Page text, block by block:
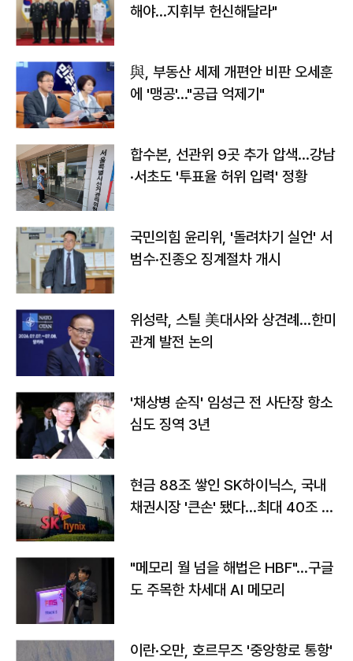
해야…지휘부 헌신해달라"
與, 부동산 세제 개편안 비판 오세훈
에 '맹공'…"공급 억제기"
합수본, 선관위 9곳 추가 압색…강남
·서초도 '투표율 허위 입력' 정황
국민의힘 윤리위, '돌려차기 실언' 서
범수·진종오 징계절차 개시
위성락, 스틸 美대사와 상견례…한미
관계 발전 논의
'채상병 순직' 임성근 전 사단장 항소
심도 징역 3년
현금 88조 쌓인 SK하이닉스, 국내
채권시장 '큰손' 됐다…최대 40조 투
"메모리 월 넘을 해법은 HBF"…구글
도 주목한 차세대 AI 메모리
이란·오만, 호르무즈 '중앙항로 통항'